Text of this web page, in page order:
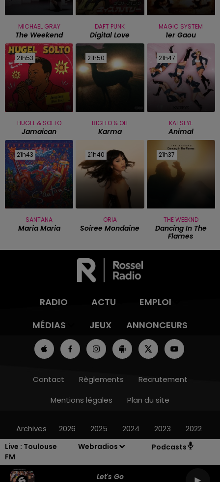
Live : Toulouse
FM
Webradios Podcasts
Let's Go
MICHAEL GRAY
The Weekend
DAFT PUNK
Digital Love
MAGIC SYSTEM
1er Gaou
21h53
21h53
HUGEL & SOLTO
Jamaican
21h50
21h50
BIGFLO & OLI
Karma
21h47
21h47
KATSEYE
Animal
21h43
21h43
SANTANA
Maria Maria
21h40
21h40
ORIA
Soiree Mondaine
21h37
21h37
THE WEEKND
Dancing In The
Flames
RADIO ACTU
EMPLOI
MÉDIAS
JEUX ANNONCEURS
Contact Règlements
Recrutement
Mentions légales
Plan du site
Archives 2026 2025 2024 2023 2022